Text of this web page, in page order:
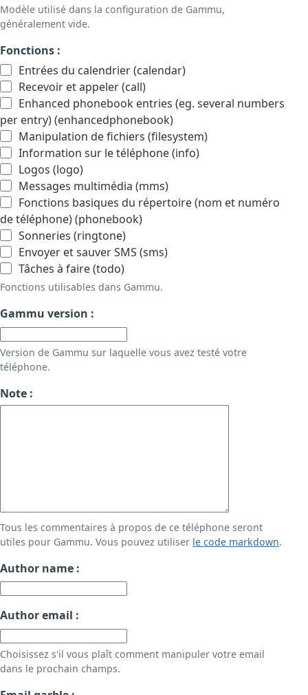
Modèle utilisé dans la configuration de Gammu,
généralement vide.
Fonctions :
Entrées du calendrier (calendar)
Recevoir et appeler (call)
Enhanced phonebook entries (eg. several numbers
per entry) (enhancedphonebook)
Manipulation de fichiers (filesystem)
Information sur le téléphone (info)
Logos (logo)
Messages multimédia (mms)
Fonctions basiques du répertoire (nom et numéro
de téléphone) (phonebook)
Sonneries (ringtone)
Envoyer et sauver SMS (sms)
Tâches à faire (todo)
Fonctions utilisables dans Gammu.
Gammu version :
Version de Gammu sur laquelle vous avez testé votre
téléphone.
Note :
Tous les commentaires à propos de ce téléphone seront
utiles pour Gammu. Vous pouvez utiliser le code markdown.
Author name :
Author email :
Choisissez s'il vous plaît comment manipuler votre email
dans le prochain champs.